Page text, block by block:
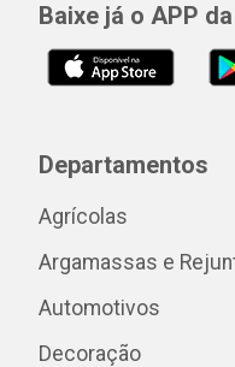
Baixe já o APP
Departamentos
Agrícolas
Argamassas e
Automotivos
Decoração